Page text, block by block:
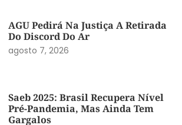
AGU Pedirá Na Justiça A Retirada
Do Discord Do Ar
agosto 7, 2026
Saeb 2025: Brasil Recupera Nível
Pré-Pandemia, Mas Ainda Tem
Gargalos